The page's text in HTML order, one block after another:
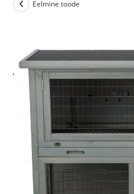
Eelmine toode